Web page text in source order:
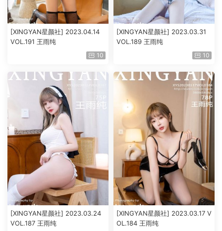
[XINGYAN星颜社] 2023.04.14
VOL.191 王雨纯
10
[XINGYAN星颜社] 2023.03.31
VOL.189 王雨纯
10
[XINGYAN星颜社] 2023.03.24
VOL.187 王雨纯
[XINGYAN星颜社] 2023.03.17 V
OL.184 王雨纯